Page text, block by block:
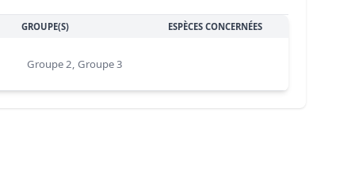
GROUPE(S) ESPÈCES CONCERNÉES
Groupe 2, Groupe 3